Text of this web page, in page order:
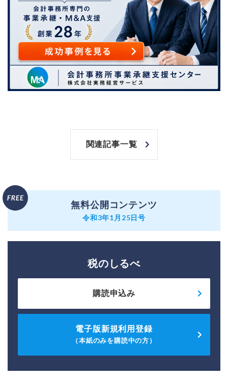
関連記事一覧
無料公開コンテンツ
令和3年1月25日号
税のしるべ
購読申込み
電子版新規利用登録
（本紙のみを購読中の方）